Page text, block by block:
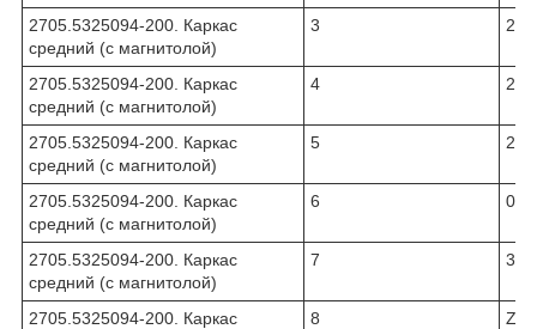
2705.5325094-200. Каркас
средний (с магнитолой)
3
2705.5325094-200. Каркас
средний (с магнитолой)
4
2705.5325094-200. Каркас
средний (с магнитолой)
5
2705.5325094-200. Каркас
средний (с магнитолой)
6
2705.5325094-200. Каркас
средний (с магнитолой)
7
2705.5325094-200. Каркас
8